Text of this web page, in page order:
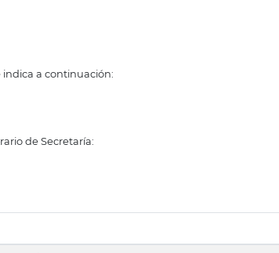
a continuación:
de Secretaría: